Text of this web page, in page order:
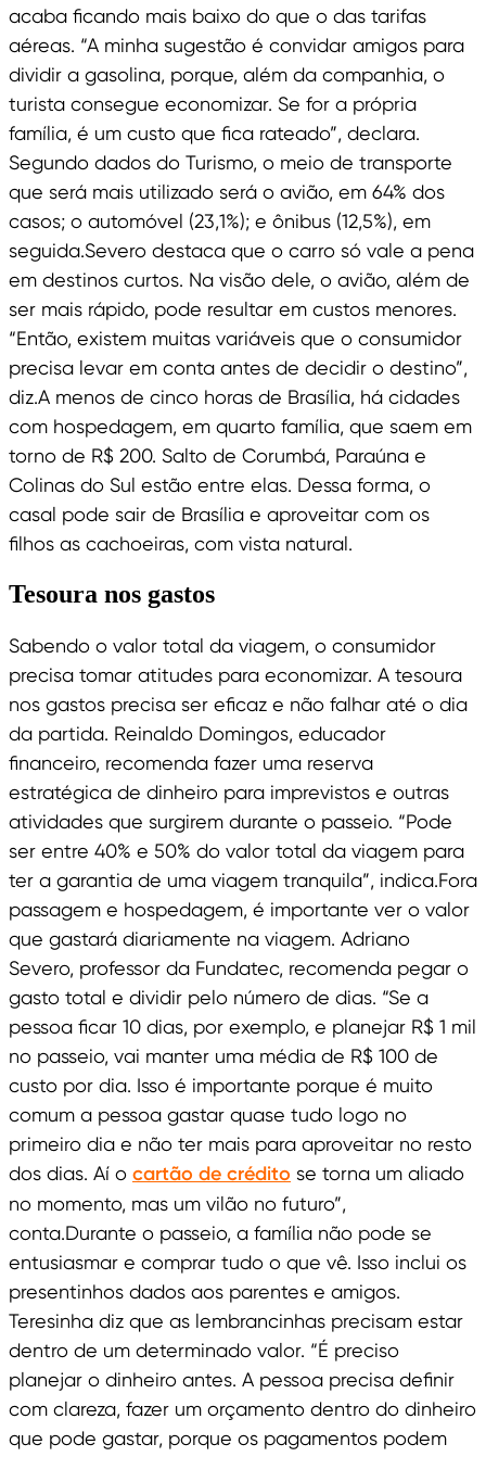
acaba ficando mais baixo do que o das tarifas
aéreas. “A minha sugestão é convidar amigos para
dividir a gasolina, porque, além da companhia, o
turista consegue economizar. Se for a própria
família, é um custo que fica rateado”, declara.
Segundo dados do Turismo, o meio de transporte
que será mais utilizado será o avião, em 64% dos
casos; o automóvel (23,1%); e ônibus (12,5%), em
seguida.Severo destaca que o carro só vale a pena
em destinos curtos. Na visão dele, o avião, além de
ser mais rápido, pode resultar em custos menores.
“Então, existem muitas variáveis que o consumidor
precisa levar em conta antes de decidir o destino”,
diz.A menos de cinco horas de Brasília, há cidades
com hospedagem, em quarto família, que saem em
torno de R$ 200. Salto de Corumbá, Paraúna e
Colinas do Sul estão entre elas. Dessa forma, o
casal pode sair de Brasília e aproveitar com os
filhos as cachoeiras, com vista natural.
Tesoura nos gastos
Sabendo o valor total da viagem, o consumidor
precisa tomar atitudes para economizar. A tesoura
nos gastos precisa ser eficaz e não falhar até o dia
da partida. Reinaldo Domingos, educador
financeiro, recomenda fazer uma reserva
estratégica de dinheiro para imprevistos e outras
atividades que surgirem durante o passeio. “Pode
ser entre 40% e 50% do valor total da viagem para
ter a garantia de uma viagem tranquila”, indica.Fora
passagem e hospedagem, é importante ver o valor
que gastará diariamente na viagem. Adriano
Severo, professor da Fundatec, recomenda pegar o
gasto total e dividir pelo número de dias. “Se a
pessoa ficar 10 dias, por exemplo, e planejar R$ 1 mil
no passeio, vai manter uma média de R$ 100 de
custo por dia. Isso é importante porque é muito
comum a pessoa gastar quase tudo logo no
primeiro dia e não ter mais para aproveitar no resto
dos dias. Aí o cartão de crédito se torna um aliado
no momento, mas um vilão no futuro”,
conta.Durante o passeio, a família não pode se
entusiasmar e comprar tudo o que vê. Isso inclui os
presentinhos dados aos parentes e amigos.
Teresinha diz que as lembrancinhas precisam estar
dentro de um determinado valor. “É preciso
planejar o dinheiro antes. A pessoa precisa definir
com clareza, fazer um orçamento dentro do dinheiro
que pode gastar, porque os pagamentos podem